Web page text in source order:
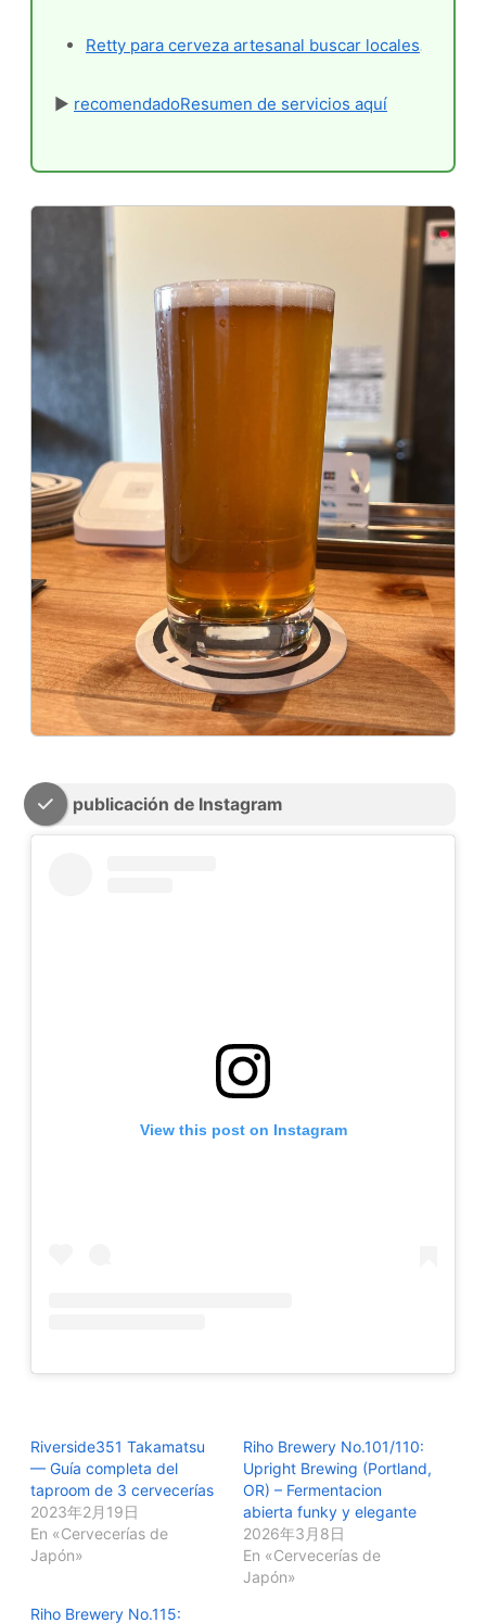
Retty para cerveza artesanal buscar locales
▶ recomendadoResumen de servicios aquí
publicación de Instagram
View this post on Instagram
Riverside351 Takamatsu
— Guía completa del
taproom de 3 cervecerías
2023年2月19日
En «Cervecerías de
Japón»
Riho Brewery No.101/110:
Upright Brewing (Portland,
OR) – Fermentacion
abierta funky y elegante
2026年3月8日
En «Cervecerías de
Japón»
Riho Brewery No.115: